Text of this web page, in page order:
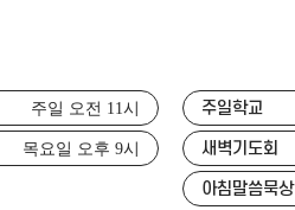
주일 오전 11시 주일학교
목요일 오후 9시 새벽기도회
아침말씀묵상